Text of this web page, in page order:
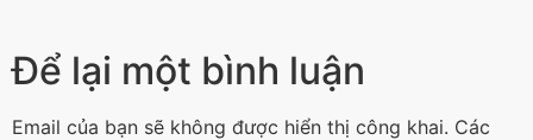
Để lại một bình luận
Email của bạn sẽ không được hiển thị công khai. Các